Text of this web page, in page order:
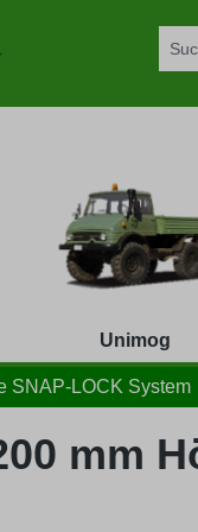
Unimog
SNAP-LOCK System
mm